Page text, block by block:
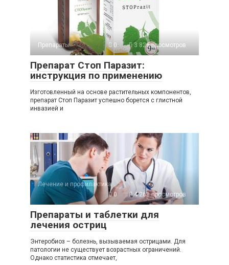
Препараты 0 3 828 просмотров
Препарат Стоп Паразит:
инструкция по применению
Изготовленный на основе растительных компонентов,
препарат Стоп Паразит успешно борется с глистной
инвазией и
Лечение и профилактика
0
4 268 просмотров
Препараты и таблетки для
лечения остриц
Энтеробиоз – болезнь, вызываемая острицами. Для
патологии не существует возрастных ограничений.
Однако статистика отмечает,